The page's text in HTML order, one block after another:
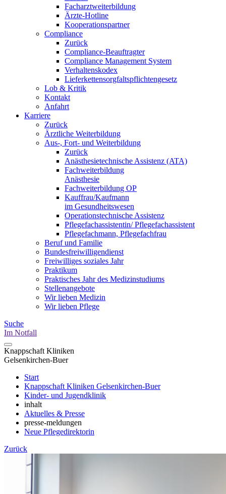
Facharztweiterbildung
Ärzte-Hotline
Kooperationspartner
Compliance
Zurück
Compliance-Beauftragter
Compliance Management System
Verhaltenskodex
Lieferkettensorgfaltspflichtengesetz
Lob & Kritik
Kontakt
Anfahrt
Karriere
Zurück
Ärztliche Weiterbildung
Aus-, Fort- und Weiterbildung
Zurück
Anästhesietechnische Assistenz (ATA)
Fachweiterbildung
Anästhesie
Fachweiterbildung OP
Kauffrau/Kaufmann
im Gesundheitswesen
Operationstechnische Assistenz
Pflegefachassistentin/ Pflegefachassistent
Pflegefachmann, Pflegefachfrau
Beruf und Familie
Bundesfreiwilligendienst
Freiwilliges soziales Jahr
Praktikum
Praktisches Jahr des Medizinstudiums
Stellenangebote
Wir lieben Medizin
Wir lieben Pflege
Suche
Im Notfall
Knappschaft Kliniken
Gelsenkirchen-Buer
Start
Knappschaft Kliniken Gelsenkirchen-Buer
Kinder- und Jugendklinik
inhalt
Aktuelles & Presse
presse-meldungen
Neue Pflegedirektorin
Zurück